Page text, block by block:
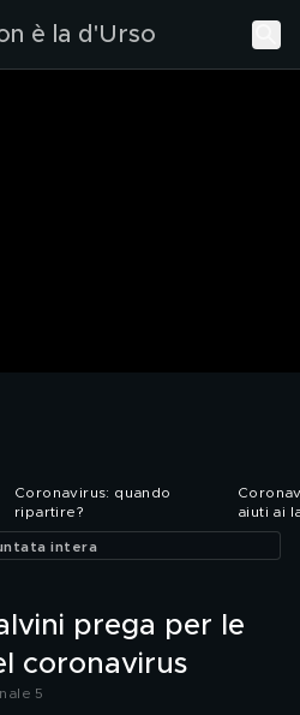
è la d'Urso
Coronavirus: quando
ripartire?
aiuti ai
intera
prega per le
coronavirus
5